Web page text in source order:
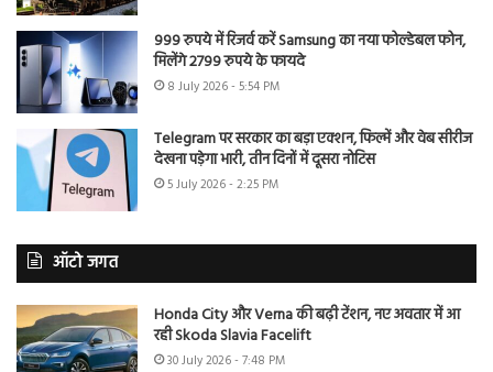
999 रुपये में रिजर्व करें Samsung का नया फोल्डेबल फोन,
मिलेंगे 2799 रुपये के फायदे
8 July 2026 - 5:54 PM
Telegram पर सरकार का बड़ा एक्शन, फिल्में और वेब सीरीज
देखना पड़ेगा भारी, तीन दिनों में दूसरा नोटिस
5 July 2026 - 2:25 PM
ऑटो जगत
Honda City और Verna की बढ़ी टेंशन, नए अवतार में आ
रही Skoda Slavia Facelift
30 July 2026 - 7:48 PM